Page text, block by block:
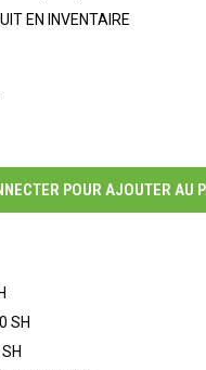
EN INVENTAIRE
POUR AJOUTER AU
SH